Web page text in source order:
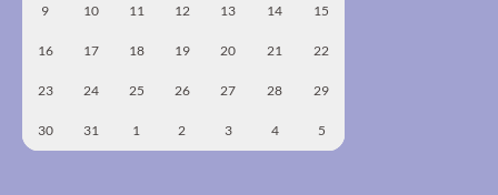
9 10 11 12 13 14 15
16 17 18 19 20 21 22
23 24 25 26 27 28 29
30 31 1 2 3 4 5